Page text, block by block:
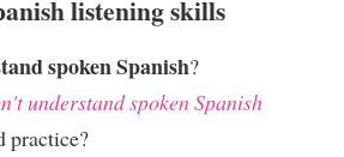
listening skills
spoken Spanish?
understand spoken Spanish
practice?